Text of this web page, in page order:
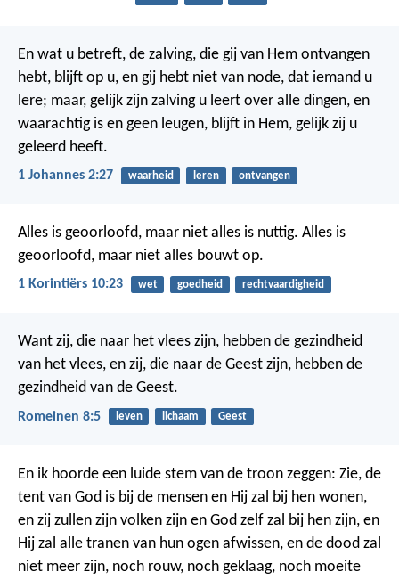
En wat u betreft, de zalving, die gij van Hem ontvangen
hebt, blijft op u, en gij hebt niet van node, dat iemand u
lere; maar, gelijk zijn zalving u leert over alle dingen, en
waarachtig is en geen leugen, blijft in Hem, gelijk zij u
geleerd heeft.
1 Johannes 2:27 waarheid leren ontvangen
Alles is geoorloofd, maar niet alles is nuttig. Alles is
geoorloofd, maar niet alles bouwt op.
1 Korintiërs 10:23 wet goedheid rechtvaardigheid
Want zij, die naar het vlees zijn, hebben de gezindheid
van het vlees, en zij, die naar de Geest zijn, hebben de
gezindheid van de Geest.
Romeinen 8:5 leven lichaam Geest
En ik hoorde een luide stem van de troon zeggen: Zie, de
tent van God is bij de mensen en Hij zal bij hen wonen,
en zij zullen zijn volken zijn en God zelf zal bij hen zijn, en
Hij zal alle tranen van hun ogen afwissen, en de dood zal
niet meer zijn, noch rouw, noch geklaag, noch moeite